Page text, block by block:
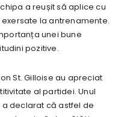
a reușit să aplice cu
la antrenamente.
unei bune
pozitive.
St. Gilloise au apreciat
al partidei. Unul
declarat că astfel de